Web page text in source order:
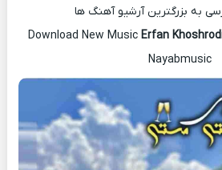
به بزرگترین آرشیو آهنگ ها
Download New Music Erfan
Nayabmusic